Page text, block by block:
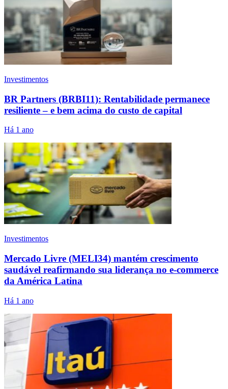
Investimentos
BR Partners (BRBI11): Rentabilidade permanece
resiliente – e bem acima do custo de capital
Há 1 ano
Investimentos
Mercado Livre (MELI34) mantém crescimento
saudável reafirmando sua liderança no e-commerce
da América Latina
Há 1 ano